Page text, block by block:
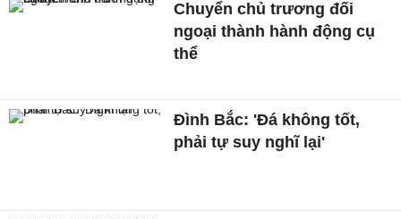
Chuyển chủ trương đối
ngoại thành hành động cụ
thể
Đình Bắc: 'Đá không tốt,
phải tự suy nghĩ lại'